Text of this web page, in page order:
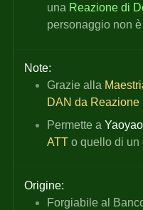
una Reazione di
personaggio non
Note:
Grazie alla
DAN da
Permette a
ATT o quello di un
Origine:
Forgiabile al